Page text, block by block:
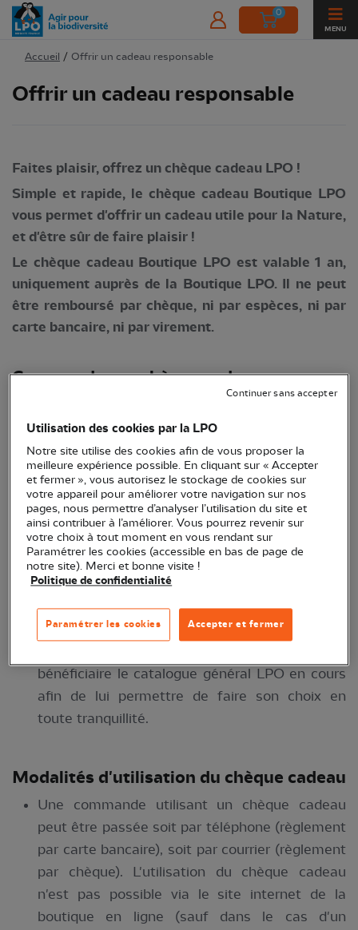
0
MENU
Accueil / Offrir un cadeau responsable
Offrir un cadeau responsable
Faites plaisir, offrez un chèque cadeau LPO !
Simple et rapide, le chèque cadeau Boutique LPO
vous permet d'offrir un cadeau utile pour la Nature,
et d'être sûr de faire plaisir !
Le chèque cadeau Boutique LPO est valable 1 an,
uniquement auprès de la Boutique LPO. Il ne peut
être remboursé par chèque, ni par espèces, ni par
carte bancaire, ni par virement.
Commander un chèque cadeau
20,00€ ,25,00€,35,00€ou
Choisissez le mode d'envoi du (des) chèque(s)
cadeau(x) : le chèque-cadeau peut vous être
envoyé directement en vue de l'offrir mais nous
pouvons également l'expédier à son
destinataire. Veillez dans ce cas à nous indiquer
ses coordonnées complètes dans les
instructions de livraison et joignez si vous le
souhaitez un message personnalisé pour
l'accompagner.
bénéficiaire le catalogue général LPO en cours
afin de lui permettre de faire son choix en
toute tranquillité.
Modalités d'utilisation du chèque cadeau
Une commande utilisant un chèque cadeau
peut être passée soit par téléphone (règlement
par carte bancaire), soit par courrier (règlement
par chèque). L'utilisation du chèque cadeau
n'est pas possible via le site internet de la
boutique en ligne (sauf dans le cas d'un
Utilisation des cookies par la LPO
Notre site utilise des cookies afin de vous proposer la
meilleure expérience possible. En cliquant sur « Accepter
et fermer », vous autorisez le stockage de cookies sur
votre appareil pour améliorer votre navigation sur nos
pages, nous permettre d’analyser l’utilisation du site et
ainsi contribuer à l’améliorer. Vous pourrez revenir sur
votre choix à tout moment en vous rendant sur
Paramétrer les cookies (accessible en bas de page de
notre site). Merci et bonne visite !
Politique de confidentialité
Accepter et fermer
Paramétrer les cookies
Continuer sans accepter